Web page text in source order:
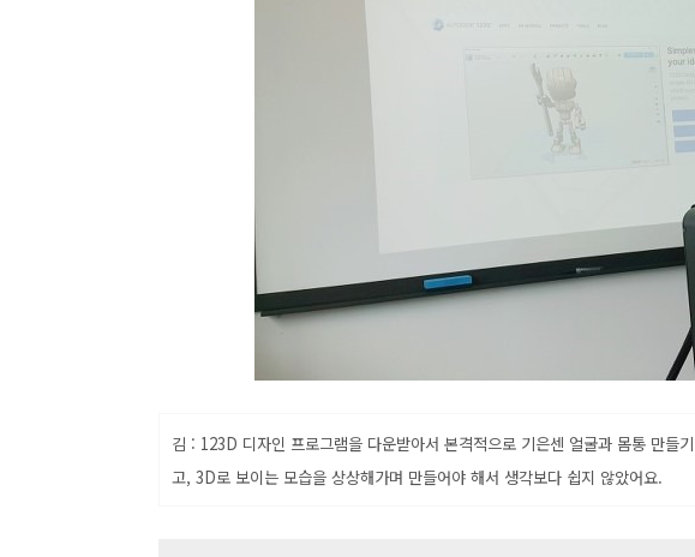
김 : 123D 디자인 프로그램을 다운받아서 본격적으로 기은센 얼굴과 몸통 만들
고, 3D로 보이는 모습을 상상해가며 만들어야 해서 생각보다 쉽지 않았어요.